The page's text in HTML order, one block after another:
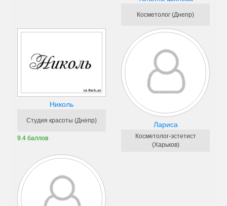
Косметолог (Днепр)
Николь
Студия красоты (Днепр)
9.4 баллов
Лариса
Косметолог-эстетист
(Харьков)